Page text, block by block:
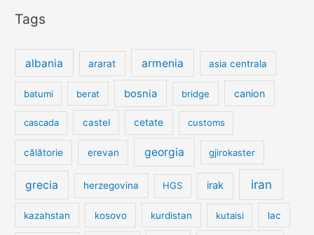
Tags
albania ararat armenia asia centrala
batumi berat bosnia bridge canion
cascada castel cetate customs
călătorie erevan georgia gjirokaster
grecia herzegovina HGS irak iran
kazahstan kosovo kurdistan kutaisi lac